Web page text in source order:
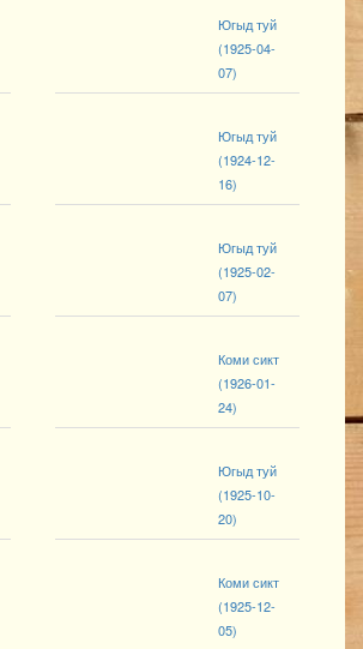
Югыд туй
(1925-04-
07)
Югыд туй
(1924-12-
16)
Югыд туй
(1925-02-
07)
Коми сикт
(1926-01-
24)
Югыд туй
(1925-10-
20)
Коми сикт
(1925-12-
05)